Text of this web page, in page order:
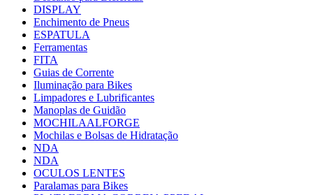
DISPLAY
Enchimento de Pneus
ESPATULA
Ferramentas
FITA
Guias de Corrente
Iluminação para Bikes
Limpadores e Lubrificantes
Manoplas de Guidão
MOCHILAALFORGE
Mochilas e Bolsas de Hidratação
NDA
NDA
OCULOS LENTES
Paralamas para Bikes